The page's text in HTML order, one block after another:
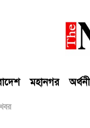
মহানগর